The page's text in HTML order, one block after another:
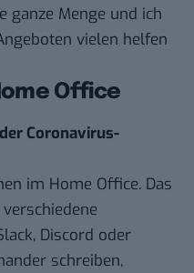
ganze Menge und ich
vielen helfen
Office
Coronavirus-
im Home Office. Das
Discord oder
schreiben,